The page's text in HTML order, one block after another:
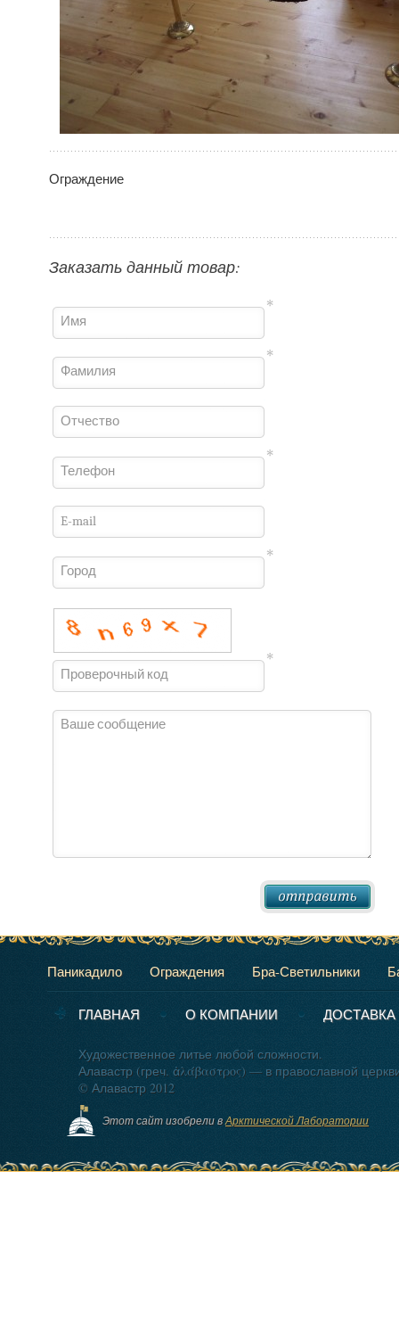
Ограждение
Заказать данный товар:
Имя
Фамилия
Отчество
Телефон
E-mail
Город
Проверочный код
Ваше сообщение
Паникадило Ограждения Бра-Светильники
ГЛАВНАЯ О КОМПАНИИ ДОСТАВКА
Художественное литье любой сложности.
Алавастр (греч. ἀλάβαστρος) — в православной
© Алавастр 2012
Этот сайт изобрели вАрктической Лаборатории